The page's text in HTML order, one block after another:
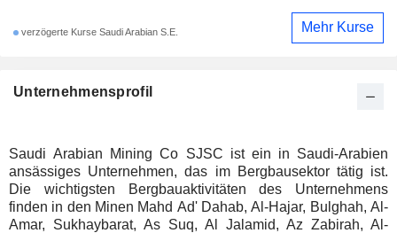
Unternehmensprofil
Saudi Arabian Mining Co SJSC ist ein in Saudi-Arabien
ansässiges Unternehmen, das im Bergbausektor tätig ist.
Die wichtigsten Bergbauaktivitäten des Unternehmens
finden in den Minen Mahd Ad' Dahab, Al-Hajar, Bulghah, Al-
Amar, Sukhaybarat, As Suq, Al Jalamid, Az Zabirah, Al-
verzögerte Kurse Saudi Arabian S.E. Mehr Kurse